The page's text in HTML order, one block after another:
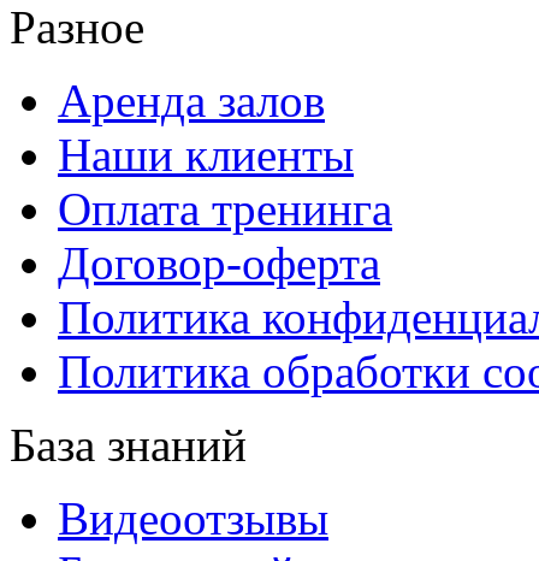
Разное
Аренда залов
Наши клиенты
Оплата тренинга
Договор-оферта
Политика
Политика обработки
База знаний
Видеоотзывы